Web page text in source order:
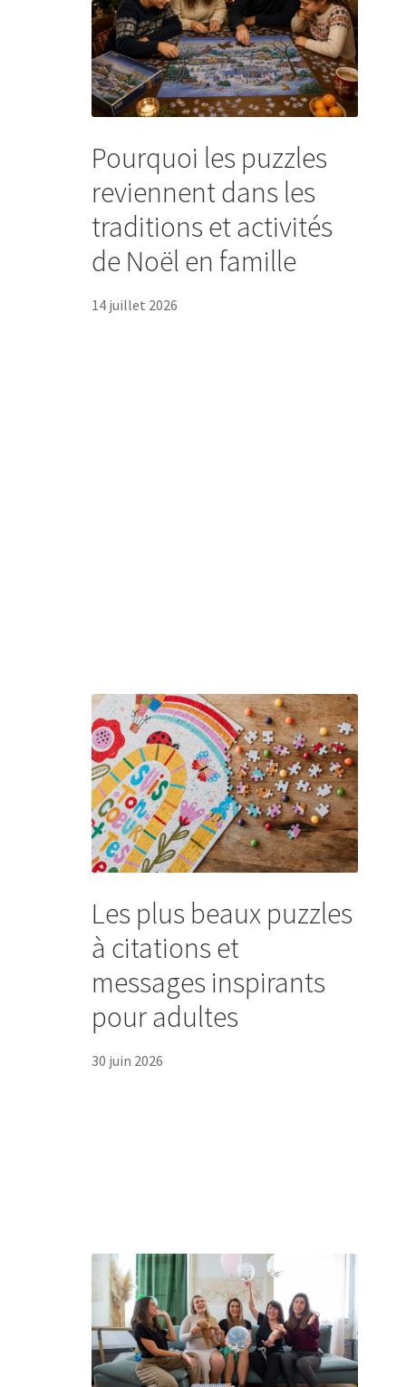
Pourquoi les puzzles
reviennent dans les
traditions et activités
de Noël en famille
14 juillet 2026
Les plus beaux puzzles
à citations et
messages inspirants
pour adultes
30 juin 2026